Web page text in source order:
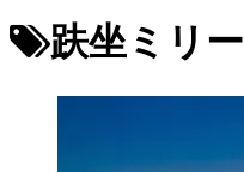
趺坐ミリー